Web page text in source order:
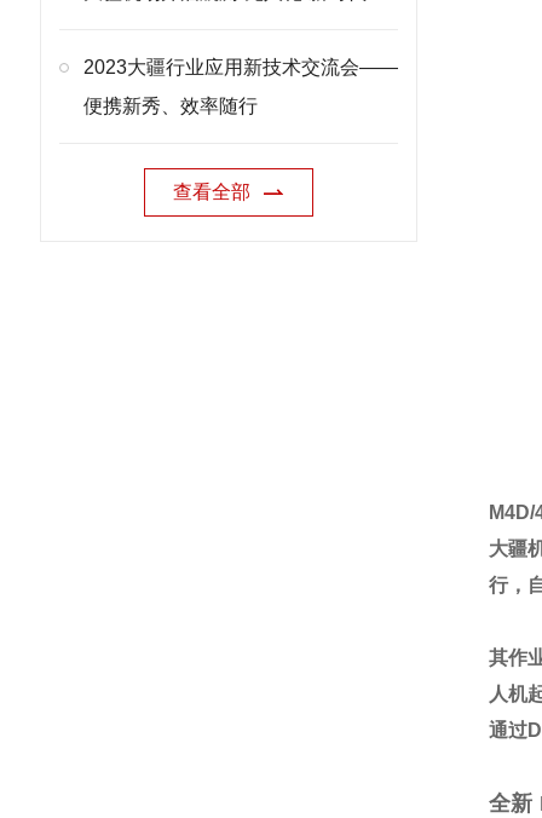
2023大疆行业应用新技术交流会——
便携新秀、效率随行
查看全部
大疆
行，
其作
人机
通过
全新